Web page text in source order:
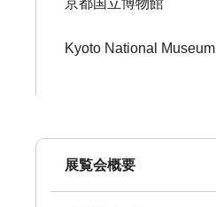
京都国立博物館
Kyoto National Museum
展覧会概要